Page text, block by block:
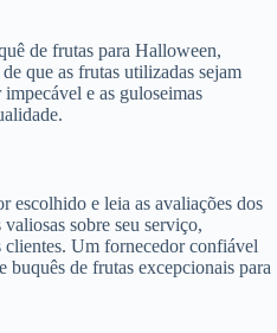
de frutas para Halloween,
que as frutas utilizadas sejam
e as guloseimas
escolhido e leia as avaliações dos
sobre seu serviço,
clientes. Um fornecedor confiável
buquês de frutas excepcionais para